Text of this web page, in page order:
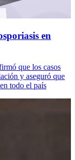
en
que los casos
y aseguró que
todo el país